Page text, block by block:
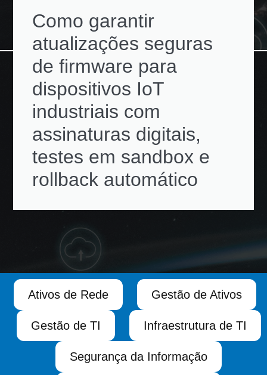
Como garantir
atualizações seguras
de firmware para
dispositivos IoT
industriais com
assinaturas digitais,
testes em sandbox e
rollback automático
Ativos de Rede Gestão de Ativos
Gestão de TI Infraestrutura de TI
Segurança da Informação